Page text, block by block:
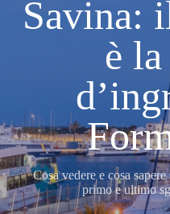
Savina:
è
Cosa vedere e cosa
primo e ultimo